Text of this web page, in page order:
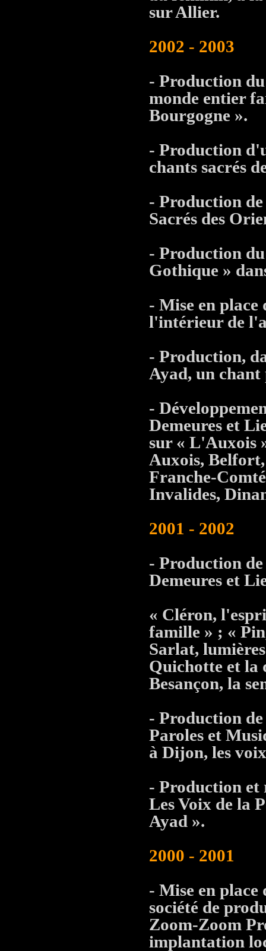
sur Allier.
2002 - 2003
- Production
monde entier
Bourgogne ».
- Production
chants sacrés
- Production
Sacrés des
- Production
Gothique »
- Mise en place
l'intérieur de
- Production,
Ayad, un
-
Demeures et
sur « L'Auxois
Auxois,
Franche-
Invalides,
2001 - 2002
- Production
Demeures et
« Cléron,
famille » ; «
Sarlat,
Quichotte et la
Besançon, la
- Production
Paroles et
à Dijon, les
- Production et
Les Voix de la
Ayad ».
2000 - 2001
- Mise en
société de
Zoom-Zoom
implantation